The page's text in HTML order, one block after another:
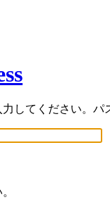
してください。